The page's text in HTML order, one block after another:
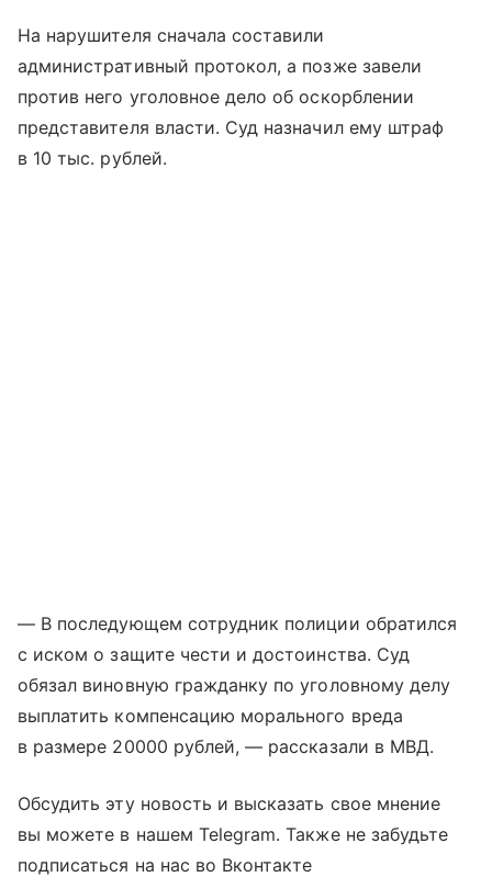
На нарушителя сначала составили
административный протокол, а позже завели
против него уголовное дело об оскорблении
представителя власти. Суд назначил ему штраф
в 10 тыс. рублей.
— В последующем сотрудник полиции обратился
с иском о защите чести и достоинства. Суд
обязал виновную гражданку по уголовному делу
выплатить компенсацию морального вреда
в размере 20000 рублей, — рассказали в МВД.
Обсудить эту новость и высказать свое мнение
вы можете в нашем Telegram. Также не забудьте
подписаться на нас во Вконтакте